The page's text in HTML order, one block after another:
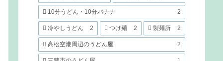
10分うどん・10分バナナ 2
冷やしうどん 2 つけ麺 2 製麺所 2
高松空港周辺のうどん屋 2